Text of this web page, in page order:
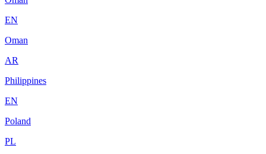
EN
Oman
AR
Philippines
EN
Poland
PL